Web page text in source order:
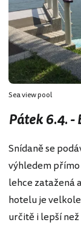
Sea view pool
Pátek 6.4. -
Snídaně se
výhledem přímo
lehce zatažená
hotelu je
určitě i lepší